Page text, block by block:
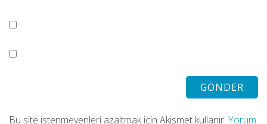
Bu site istenmeyenleri azaltmak için Akismet kullanır. Yorum